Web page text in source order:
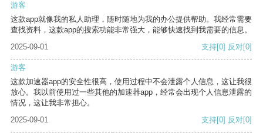
游客
这款app就像我的私人助理，随时随地为我的办公提供帮助。我经常需要
查找资料，这款app的搜索功能非常强大，能够快速找到我需要的信息。
2025-09-01
支持[0] 反对[0]
游客
这款加速器app的安全性很高，使用过程中不会泄露个人信息，这让我很
放心。我以前使用过一些其他的加速器app，经常会出现个人信息泄露的
情况，这让我非常担心。
2025-09-01
支持[0] 反对[0]